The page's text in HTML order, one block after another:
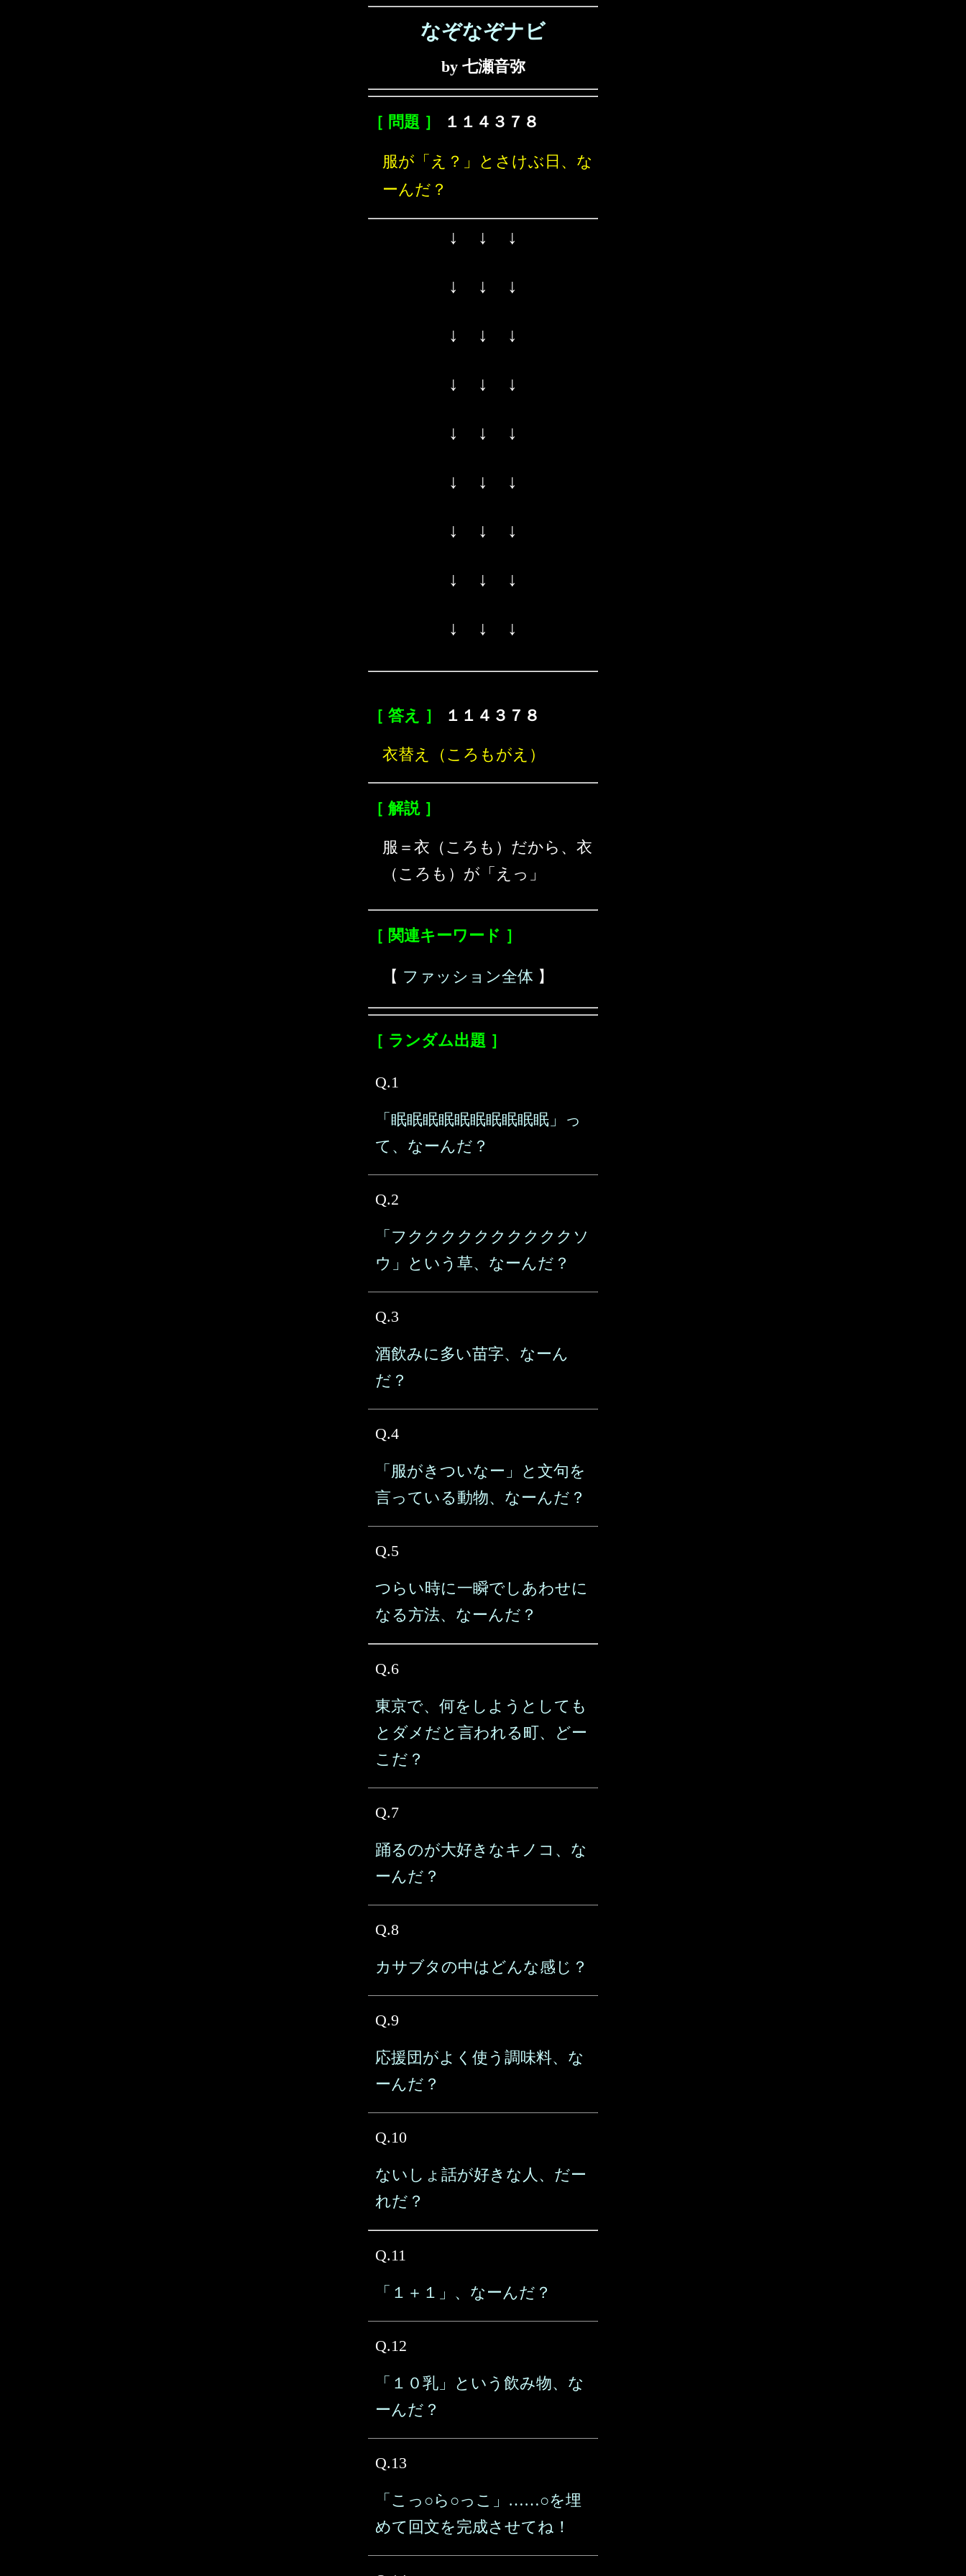
なぞなぞナビ
by 七瀬音弥
［ 問題 ］ １１４３７８
服が「え？」とさけぶ日、な
ーんだ？
↓ ↓ ↓
↓ ↓ ↓
↓ ↓ ↓
↓ ↓ ↓
↓ ↓ ↓
↓ ↓ ↓
↓ ↓ ↓
↓ ↓ ↓
↓ ↓ ↓
［ 答え ］ １１４３７８
衣替え（ころもがえ）
［ 解説 ］
服＝衣（ころも）だから、衣
（ころも）が「えっ」
［ 関連キーワード ］
【 ファッション全体 】
［ ランダム出題 ］
Q.1
「眠眠眠眠眠眠眠眠眠眠」っ
て、なーんだ？
Q.2
「フククククククククククソ
ウ」という草、なーんだ？
Q.3
酒飲みに多い苗字、なーん
だ？
Q.4
「服がきついなー」と文句を
言っている動物、なーんだ？
Q.5
つらい時に一瞬でしあわせに
なる方法、なーんだ？
Q.6
東京で、何をしようとしても
とダメだと言われる町、どー
こだ？
Q.7
踊るのが大好きなキノコ、な
ーんだ？
Q.8
カサブタの中はどんな感じ？
Q.9
応援団がよく使う調味料、な
ーんだ？
Q.10
ないしょ話が好きな人、だー
れだ？
Q.11
「１＋１」、なーんだ？
Q.12
「１０乳」という飲み物、な
ーんだ？
Q.13
「こっ○ら○っこ」……○を埋
めて回文を完成させてね！